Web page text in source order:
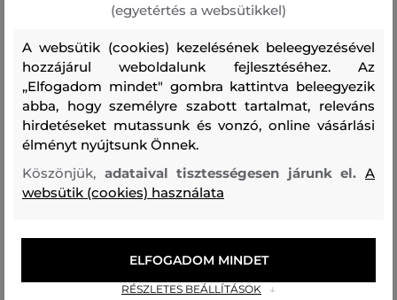
0036FRUT3043-324-WW-621
Összetétel
felső anyag
VISZKÓZ
74 %
LEN
26 %
Ajánlott termékek
(egyetértés a websütikkel)
A websütik (cookies) kezelésének beleegyezésével
hozzájárul weboldalunk fejlesztéséhez. Az
„Elfogadom mindet" gombra kattintva beleegyezik
abba, hogy személyre szabott tartalmat, releváns
hirdetéseket mutassunk és vonzó, online vásárlási
élményt nyújtsunk Önnek.
Köszönjük, adataival tisztességesen járunk el.A
websütik (cookies) használata
RÉSZLETES BEÁLLÍTÁSOK
ELFOGADOM MINDET